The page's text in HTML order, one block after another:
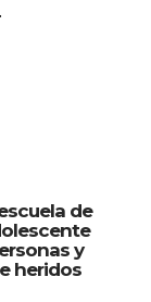
de
y
heridos